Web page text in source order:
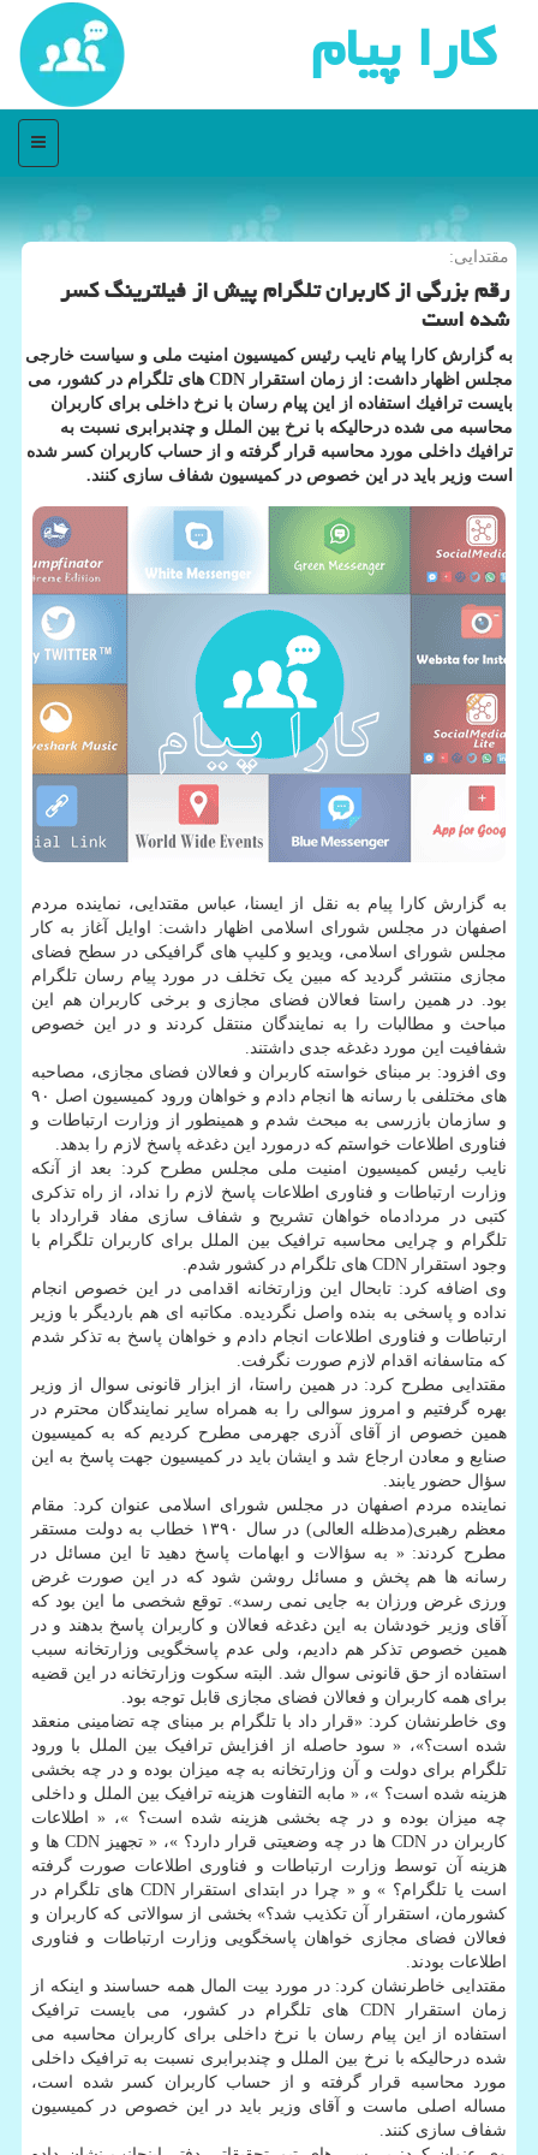
كارا پیام
منو
مقتدایی:
رقم بزرگی از كاربران تلگرام پیش از فیلترینگ كسر
شده است
به گزارش كارا پیام نایب رئیس كمیسیون امنیت ملی و سیاست خارجی
مجلس اظهار داشت: از زمان استقرار CDN های تلگرام در كشور، می
بایست ترافیك استفاده از این پیام رسان با نرخ داخلی برای كاربران
محاسبه می شده درحالیكه با نرخ بین الملل و چندبرابری نسبت به
ترافیك داخلی مورد محاسبه قرار گرفته و از حساب كاربران كسر شده
است وزیر باید در این خصوص در كمیسیون شفاف سازی كنند.
به گزارش کارا پیام به نقل از ایسنا، عباس مقتدایی، نماینده مردم
اصفهان در مجلس شورای اسلامی اظهار داشت: اوایل آغاز به کار
مجلس شورای اسلامی، ویدیو و کلیپ های گرافیکی در سطح فضای
مجازی منتشر گردید که مبین یک تخلف در مورد پیام رسان تلگرام
بود. در همین راستا فعالان فضای مجازی و برخی کاربران هم این
مباحث و مطالبات را به نمایندگان منتقل کردند و در این خصوص
شفافیت این مورد دغدغه جدی داشتند.
وی افزود: بر مبنای خواسته کاربران و فعالان فضای مجازی، مصاحبه
های مختلفی با رسانه ها انجام دادم و خواهان ورود کمیسیون اصل ۹۰
و سازمان بازرسی به مبحث شدم و همینطور از وزارت ارتباطات و
فناوری اطلاعات خواستم که درمورد این دغدغه پاسخ لازم را بدهد.
نایب رئیس کمیسیون امنیت ملی مجلس مطرح کرد: بعد از آنکه
وزارت ارتباطات و فناوری اطلاعات پاسخ لازم را نداد، از راه تذکری
کتبی در مردادماه خواهان تشریح و شفاف سازی مفاد قرارداد با
تلگرام و چرایی محاسبه ترافیک بین الملل برای کاربران تلگرام با
وجود استقرار CDN های تلگرام در کشور شدم.
وی اضافه کرد: تابحال این وزارتخانه اقدامی در این خصوص انجام
نداده و پاسخی به بنده واصل نگردیده. مکاتبه ای هم باردیگر با وزیر
ارتباطات و فناوری اطلاعات انجام دادم و خواهان پاسخ به تذکر شدم
که متاسفانه اقدام لازم صورت نگرفت.
مقتدایی مطرح کرد: در همین راستا، از ابزار قانونی سوال از وزیر
بهره گرفتیم و امروز سوالی را به همراه سایر نمایندگان محترم در
همین خصوص از آقای آذری جهرمی مطرح کردیم که به کمیسیون
صنایع و معادن ارجاع شد و ایشان باید در کمیسیون جهت پاسخ به این
سؤال حضور یابند.
نماینده مردم اصفهان در مجلس شورای اسلامی عنوان کرد: مقام
معظم رهبری(مدظله العالی) در سال ۱۳۹۰ خطاب به دولت مستقر
مطرح کردند: « به سؤالات و ابهامات پاسخ دهید تا این مسائل در
رسانه ها هم پخش و مسائل روشن شود که در این صورت غرض
ورزی غرض ورزان به جایی نمی رسد». توقع شخصی ما این بود که
آقای وزیر خودشان به این دغدغه فعالان و کاربران پاسخ بدهند و در
همین خصوص تذکر هم دادیم، ولی عدم پاسخگویی وزارتخانه سبب
استفاده از حق قانونی سوال شد. البته سکوت وزارتخانه در این قضیه
برای همه کاربران و فعالان فضای مجازی قابل توجه بود.
وی خاطرنشان کرد: «قرار داد با تلگرام بر مبنای چه تضامینی منعقد
شده است؟»، « سود حاصله از افزایش ترافیک بین الملل با ورود
تلگرام برای دولت و آن وزارتخانه به چه میزان بوده و در چه بخشی
هزینه شده است؟ »، « مابه التفاوت هزینه ترافیک بین الملل و داخلی
چه میزان بوده و در چه بخشی هزینه شده است؟ »، « اطلاعات
کاربران در CDN ها در چه وضعیتی قرار دارد؟ »، « تجهیز CDN ها و
هزینه آن توسط وزارت ارتباطات و فناوری اطلاعات صورت گرفته
است یا تلگرام؟ » و « چرا در ابتدای استقرار CDN های تلگرام در
کشورمان، استقرار آن تکذیب شد؟» بخشی از سوالاتی که کاربران و
فعالان فضای مجازی خواهان پاسخگویی وزارت ارتباطات و فناوری
اطلاعات بودند.
مقتدایی خاطرنشان کرد: در مورد بیت المال همه حساسند و اینکه از
زمان استقرار CDN های تلگرام در کشور، می بایست ترافیک
استفاده از این پیام رسان با نرخ داخلی برای کاربران محاسبه می
شده درحالیکه با نرخ بین الملل و چندبرابری نسبت به ترافیک داخلی
مورد محاسبه قرار گرفته و از حساب کاربران کسر شده است،
مساله اصلی ماست و آقای وزیر باید در این خصوص در کمیسیون
شفاف سازی کنند.